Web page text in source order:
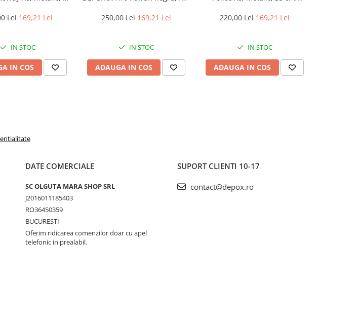
Lei169,21 Lei
IN STOC
IN COS
250,00 Lei169,21 Lei
IN STOC
ADAUGA IN COS
inclus
220,00 Lei169,21 Lei
IN STOC
ADAUGA IN COS
DATE COMERCIALE
SC OLGUTA MARA SHOP SRL
J2016011185403
RO36450359
BUCURESTI
Oferim ridicarea comenzilor doar cu apel
telefonic in prealabil.
SUPORT CLIENTI 10-17
contact@depox.ro